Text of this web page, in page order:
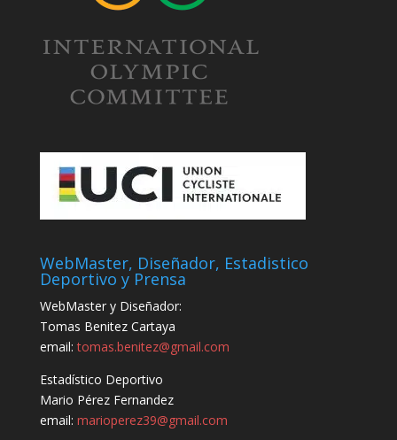
WebMaster, Diseñador, Estadistico
Deportivo y Prensa
WebMaster y Diseñador:
Tomas Benitez Cartaya
email:tomas.benitez@gmail.com
Estadístico Deportivo
Mario Pérez Fernandez
email: marioperez39@gmail.com